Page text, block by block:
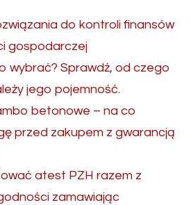
do kontroli finansów
gospodarczej
wybrać? Sprawdź, od czego
jego pojemność.
betonowe – na co
przed zakupem z gwarancją
atest PZH razem z
zamawiając